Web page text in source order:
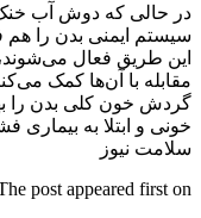
در حالی که دوش آب
سیستم ایمنی بدن را
این طریق فعال
مقابله با آن‌ها کمک
گردش خون کلی بدن را
خونی و ابتلا به بیماری
سلامت نیوز
post appeared first on .